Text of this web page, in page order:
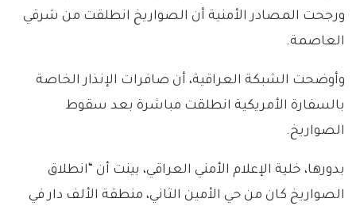
ورجحت المصادر الأمنية أن الصواريخ انطلقت من شرقي
العاصمة.
وأوضحت الشبكة العراقية، أن صافرات الإنذار الخاصة
بالسفارة الأمريكية انطلقت مباشرة بعد سقوط
الصواريخ.
بدورها، خلية الإعلام الأمني العراقي، بينت أن “انطلاق
الصواريخ كان من حي الأمين الثاني، منطقة الألف دار في